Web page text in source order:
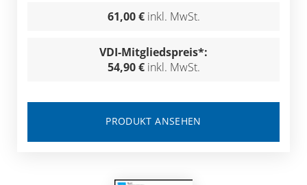
61,00 € inkl. MwSt.
VDI-Mitgliedspreis*:
54,90 € inkl. MwSt.
PRODUKT ANSEHEN